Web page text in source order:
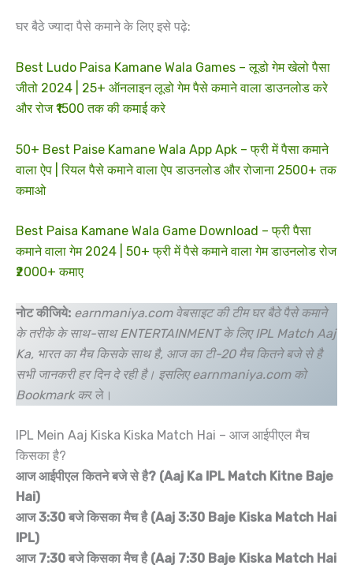
घर बैठे ज्यादा पैसे कमाने के लिए इसे पढ़े:
Best Ludo Paisa Kamane Wala Games – लूडो गेम खेलो पैसा
जीतो 2024 | 25+ ऑनलाइन लूडो गेम पैसे कमाने वाला डाउनलोड करे
और रोज ₹1500 तक की कमाई करे
50+ Best Paise Kamane Wala App Apk – फ्री में पैसा कमाने
वाला ऐप | रियल पैसे कमाने वाला ऐप डाउनलोड और रोजाना 2500+ तक
कमाओ
Best Paisa Kamane Wala Game Download – फ्री पैसा
कमाने वाला गेम 2024 | 50+ फ्री में पैसे कमाने वाला गेम डाउनलोड रोज
₹2000+ कमाए
नोट कीजिये: earnmaniya.com वेबसाइट की टीम घर बैठे पैसे कमाने
के तरीके के साथ-साथ ENTERTAINMENT के लिए IPL Match Aaj
Ka, भारत का मैच किसके साथ है, आज का टी-20 मैच कितने बजे से है
सभी जानकरी हर दिन दे रही है। इसलिए earnmaniya.com को
Bookmark कर ले।
IPL Mein Aaj Kiska Kiska Match Hai – आज आईपीएल मैच
किसका है?
आज आईपीएल कितने बजे से है? (Aaj Ka IPL Match Kitne Baje
Hai)
आज 3:30 बजे किसका मैच है (Aaj 3:30 Baje Kiska Match Hai
IPL)
आज 7:30 बजे किसका मैच है (Aaj 7:30 Baje Kiska Match Hai